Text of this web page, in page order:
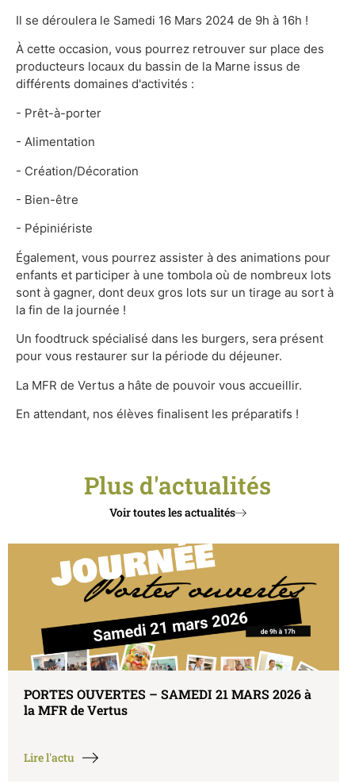
Il se déroulera le Samedi 16 Mars 2024 de 9h à 16h !
À cette occasion, vous pourrez retrouver sur place des
producteurs locaux du bassin de la Marne issus de
différents domaines d'activités :
- Prêt-à-porter
- Alimentation
- Création/Décoration
- Bien-être
- Pépiniériste
Également, vous pourrez assister à des animations pour
enfants et participer à une tombola où de nombreux lots
sont à gagner, dont deux gros lots sur un tirage au sort à
la fin de la journée !
Un foodtruck spécialisé dans les burgers, sera présent
pour vous restaurer sur la période du déjeuner.
La MFR de Vertus a hâte de pouvoir vous accueillir.
En attendant, nos élèves finalisent les préparatifs !
Plus d'actualités
Voir toutes les actualités
– SAMEDI 21 MARS 2026 à
Portes Ouvertes